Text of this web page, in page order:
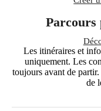
Parcours
Les itinéraires et
uniquement. Les
toujours avant de
de